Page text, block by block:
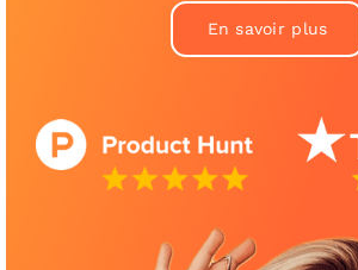
En savoir plus